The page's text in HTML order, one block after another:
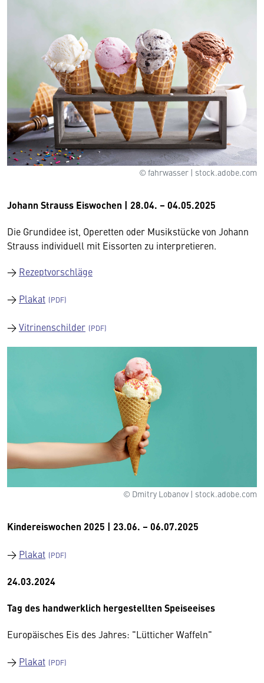
© fahrwasser | stock.adobe.com
Johann Strauss Eiswochen | 28.04. – 04.05.2025
Die Grundidee ist, Operetten oder Musikstücke von Johann
Strauss individuell mit Eissorten zu interpretieren.
→ Rezeptvorschläge
→ Plakat
→Vitrinenschilder
© Dmitry Lobanov | stock.adobe.com
Kindereiswochen 2025 | 23.06. – 06.07.2025
→ Plakat
24.03.2024
Tag des handwerklich hergestellten Speiseeises
Europäisches Eis des Jahres: "Lütticher Waffeln"
→ Plakat